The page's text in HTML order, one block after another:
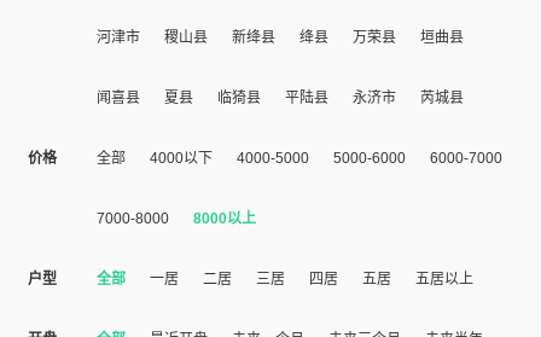
河津市 稷山县 新绛县 绛县 万荣县 垣曲县
闻喜县 夏县 临猗县 平陆县 永济市 芮城县
价格 全部 4000以下 4000-5000 5000-6000 6000-7000
7000-8000 8000以上
户型 全部 一居 二居 三居 四居 五居 五居以上